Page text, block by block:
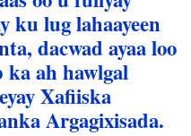
ku lug lahaayeen
dacwad ayaa loo
ka ah hawlgal
Xafiiska
Argagixisada.